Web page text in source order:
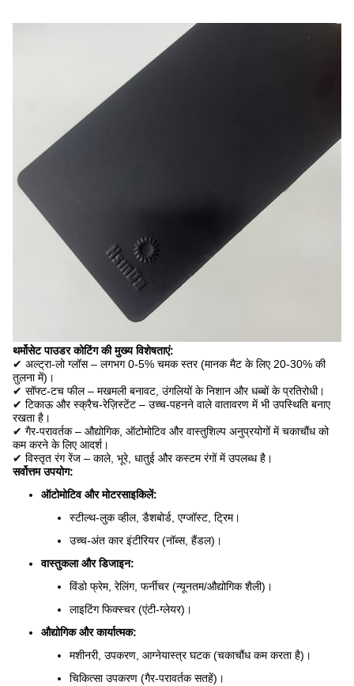
थर्मोसेट पाउडर कोटिंग की मुख्य विशेषताएं:
✔ अल्ट्रा-लो ग्लॉस – लगभग 0-5% चमक स्तर (मानक मैट के लिए 20-30% की
तुलना में)।
✔ सॉफ्ट-टच फील – मखमली बनावट, उंगलियों के निशान और धब्बों के प्रतिरोधी।
✔ टिकाऊ और स्क्रैच-रेज़िस्टेंट – उच्च-पहनने वाले वातावरण में भी उपस्थिति बनाए
रखता है।
✔ गैर-परावर्तक – औद्योगिक, ऑटोमोटिव और वास्तुशिल्प अनुप्रयोगों में चकाचौंध को
कम करने के लिए आदर्श।
✔ विस्तृत रंग रेंज – काले, भूरे, धातुई और कस्टम रंगों में उपलब्ध है।
सर्वोत्तम उपयोग:
ऑटोमोटिव और मोटरसाइकिलें:
स्टील्थ-लुक व्हील, डैशबोर्ड, एग्जॉस्ट, ट्रिम।
उच्च-अंत कार इंटीरियर (नॉब्स, हैंडल)।
वास्तुकला और डिजाइन:
विंडो फ्रेम, रेलिंग, फर्नीचर (न्यूनतम/औद्योगिक शैली)।
लाइटिंग फिक्स्चर (एंटी-ग्लेयर)।
औद्योगिक और कार्यात्मक:
मशीनरी, उपकरण, आग्नेयास्त्र घटक (चकाचौंध कम करता है)।
चिकित्सा उपकरण (गैर-परावर्तक सतहें)।